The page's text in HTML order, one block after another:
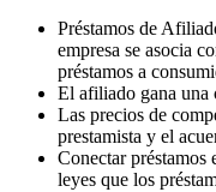
Préstamos de
empresa se asocia
préstamos a
El afiliado gana una
Las precios de
prestamista y el
Conectar préstamos
leyes que los